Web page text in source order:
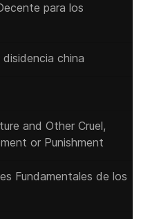
para los
china
and Other Cruel,
or Punishment
Fundamentales de los